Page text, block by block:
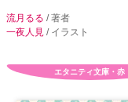
流月るる / 著者
一夜人見 / イラスト
エタニティ文庫・赤